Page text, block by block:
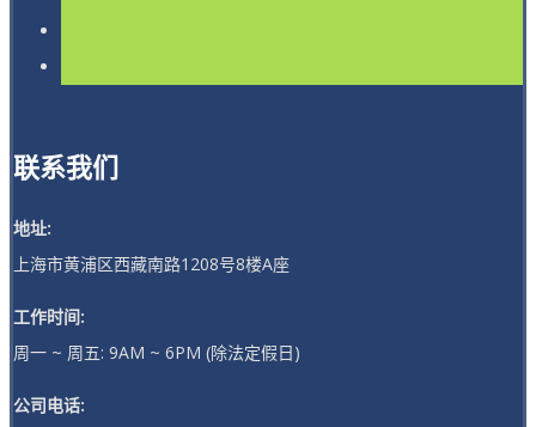
联系我们
地址:
上海市黄浦区西藏南路1208号8楼A座
工作时间:
周一 ~ 周五: 9AM ~ 6PM (除法定假日)
公司电话: